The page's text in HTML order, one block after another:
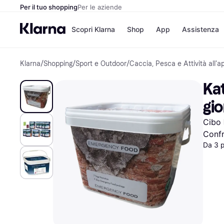
Per il tuo shoppingPer le aziende
Scopri Klarna
Opzioni di
Paga dopo 30 giorni
Finanziamento
Shop
Negozi
Unieuro
Media
eBay
Zalando
Elenco negozi
App Assistenza
Klarna/Shopping/Sport e Outdoor/Caccia, Pesca e Attività
Cibo
Da 3